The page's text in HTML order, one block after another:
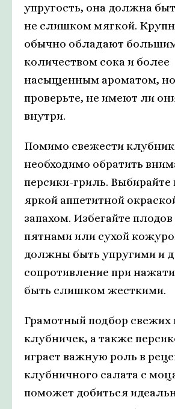
упругость, она должна
не слишком мягкой.
обычно обладают
количеством сока и более
насыщенным ароматом,
проверьте, не имеют ли
внутри.
Помимо свежести
необходимо обратить
персики-гриль. Выбирайте
яркой аппетитной
запахом. Избегайте
пятнами или сухой
должны быть упругими и
сопротивление при
быть слишком жесткими.
Грамотный подбор свежих
клубничек, а также
играет важную роль в
клубничного салата с
поможет добиться